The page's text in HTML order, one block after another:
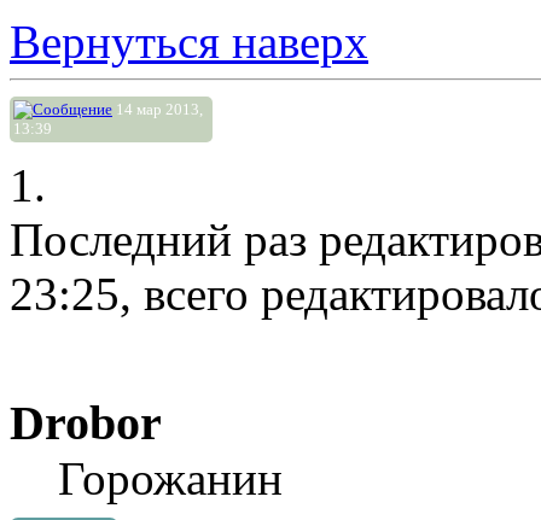
Вернуться наверх
14 мар 2013,
13:39
1.
Последний раз
23:25, всего
Drobor
Горожанин